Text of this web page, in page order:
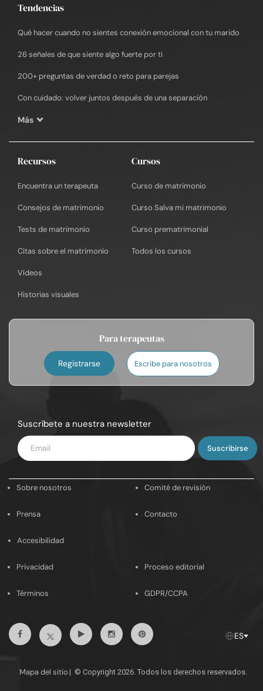
Tendencias
Qué hacer cuando no sientes conexión emocional con tu marido
26 señales de que siente algo fuerte por ti
200+ preguntas de verdad o reto para parejas
Con cuidado: volver juntos después de una separación
Más
Recursos
Encuentra un terapeuta
Consejos de matrimonio
Tests de matrimonio
Citas sobre el matrimonio
Vídeos
Historias visuales
Cursos
Curso de matrimonio
Curso Salva mi matrimonio
Curso prematrimonial
Todos los cursos
Para terapeutas
Registrarse Escribe para nosotros
Suscríbete a nuestra newsletter
Introduce
tu
Sobre nosotros Comité de revisión
Prensa Contacto
Accesibilidad
Privacidad Proceso editorial
Términos GDPR/CCPA
FacebookTwitterYoutubeInstagramPinterest ES
Mapa del sitio | © Copyright 2026. Todos los derechos reservados.